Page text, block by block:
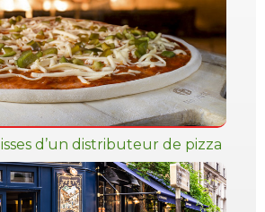
d’un distributeur de pizza